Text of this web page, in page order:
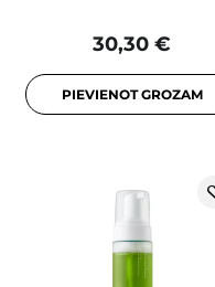
30,30 €
PIEVIENOT GROZAM